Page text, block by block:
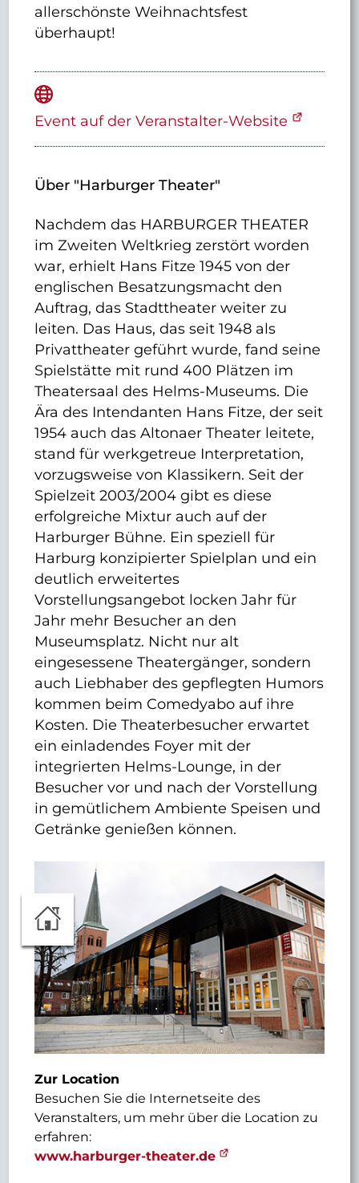
allerschönste Weihnachtsfest
überhaupt!
Event auf der Veranstalter-Website
Über "Harburger Theater"
Nachdem das HARBURGER THEATER
im Zweiten Weltkrieg zerstört worden
war, erhielt Hans Fitze 1945 von der
englischen Besatzungsmacht den
Auftrag, das Stadttheater weiter zu
leiten. Das Haus, das seit 1948 als
Privattheater geführt wurde, fand seine
Spielstätte mit rund 400 Plätzen im
Theatersaal des Helms-Museums. Die
Ära des Intendanten Hans Fitze, der seit
1954 auch das Altonaer Theater leitete,
stand für werkgetreue Interpretation,
vorzugsweise von Klassikern. Seit der
Spielzeit 2003/2004 gibt es diese
erfolgreiche Mixtur auch auf der
Harburger Bühne. Ein speziell für
Harburg konzipierter Spielplan und ein
deutlich erweitertes
Vorstellungsangebot locken Jahr für
Jahr mehr Besucher an den
Museumsplatz. Nicht nur alt
eingesessene Theatergänger, sondern
auch Liebhaber des gepflegten Humors
kommen beim Comedyabo auf ihre
Kosten. Die Theaterbesucher erwartet
ein einladendes Foyer mit der
integrierten Helms-Lounge, in der
Besucher vor und nach der Vorstellung
in gemütlichem Ambiente Speisen und
Getränke genießen können.
Zur Location
Besuchen Sie die Internetseite des
Veranstalters, um mehr über die Location zu
erfahren:
www.harburger-theater.de